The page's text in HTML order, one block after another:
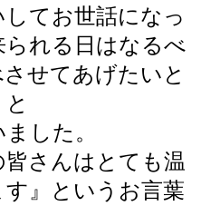
てお世話になっ
れる日はなるべ
せてあげたいと
と
した。
皆さんはとても温
』
というお言葉